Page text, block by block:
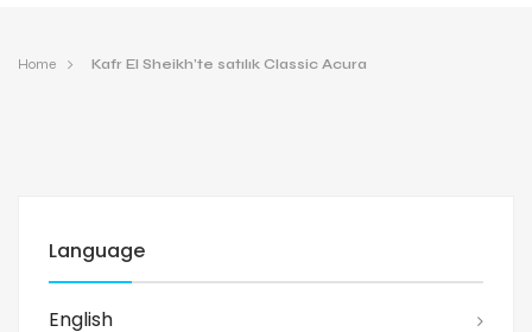
Home Kafr El Sheikh’te satılık Classic Acura
Language
English